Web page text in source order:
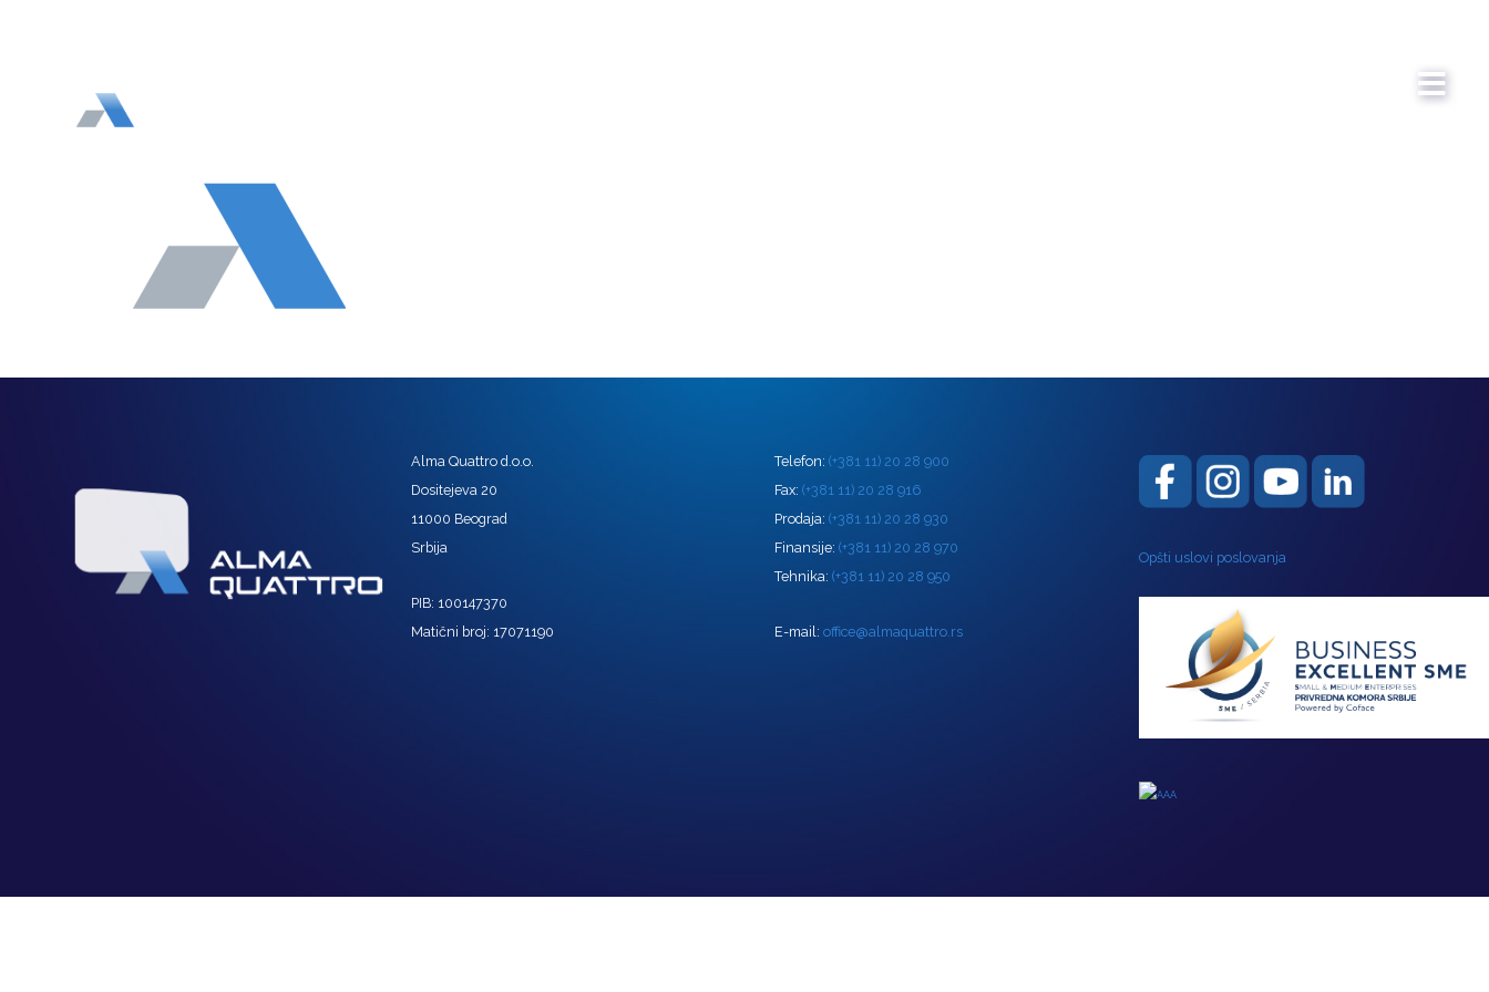
Alma Quattro d.o.o.
Dositejeva 20
11000 Beograd
Srbija
PIB: 100147370
Matični broj: 17071190
Telefon: (+381 11) 20 28 900
Fax: (+381 11) 20 28 916
Prodaja: (+381 11) 20 28 930
Finansije: (+381 11) 20 28 970
Tehnika: (+381 11) 20 28 950
E-mail: office@almaquattro.rs
Opšti uslovi poslovanja